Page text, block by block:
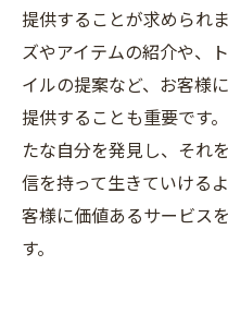
提供することが求められ
ズやアイテムの紹介や、
イルの提案など、お客様
提供することも重要です
たな自分を発見し、それ
信を持って生きていける
客様に価値あるサービス
す。